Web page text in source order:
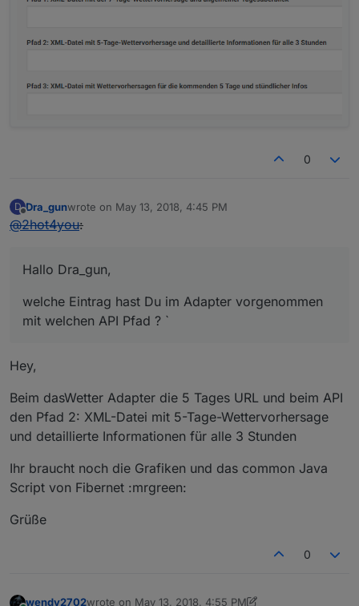
0
D
Offline
Dra_gunwrote on May 13, 2018, 4:45 PM
last edited by
@2hot4you:
Hallo Dra_gun,
welche Eintrag hast Du im Adapter vorgenommen
mit welchen API Pfad ? `
Hey,
Beim dasWetter Adapter die 5 Tages URL und beim API
den Pfad 2: XML-Datei mit 5-Tage-Wettervorhersage
und detaillierte Informationen für alle 3 Stunden
Ihr braucht noch die Grafiken und das common Java
Script von Fibernet :mrgreen:
Grüße
0
wendy2702wrote on May 13, 2018, 4:55 PM